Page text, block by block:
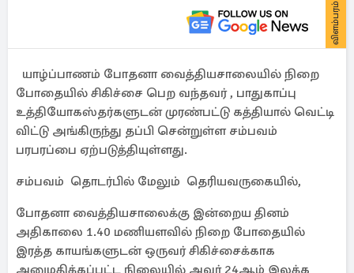
விளம்பரம்
யாழ்ப்பாணம் போதனா வைத்தியசாலையில் நிறை
போதையில் சிகிச்சை பெற வந்தவர் , பாதுகாப்பு
உத்தியோகஸ்தர்களுடன் முரண்பட்டு கத்தியால் வெட்டி
விட்டு அங்கிருந்து தப்பி சென்றுள்ள சம்பவம்
பரபரப்பை ஏற்படுத்தியுள்ளது.
சம்பவம் தொடர்பில் மேலும் தெரியவருகையில்,
போதனா வைத்தியசாலைக்கு இன்றைய தினம்
அதிகாலை 1.40 மணியளவில் நிறை போதையில்
இரத்த காயங்களுடன் ஒருவர் சிகிச்சைக்காக
அனுமதிக்கப்பட்ட நிலையில் அவர் 24ஆம் இலக்க